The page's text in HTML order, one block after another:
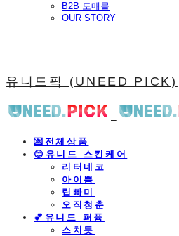
B2B 도매몰
OUR STORY
유니드픽 (UNEED PICK)
💌전체상품
😊유니드 스킨케어
리터네코
아이쁨
립빠미
오직청춘
💕유니드 퍼퓸
스치듯